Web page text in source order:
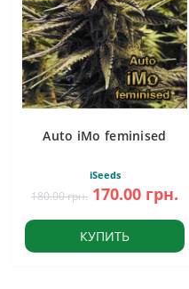
Auto iMo feminised
iSeeds
180.00 грн. 170.00 грн.
КУПИТЬ